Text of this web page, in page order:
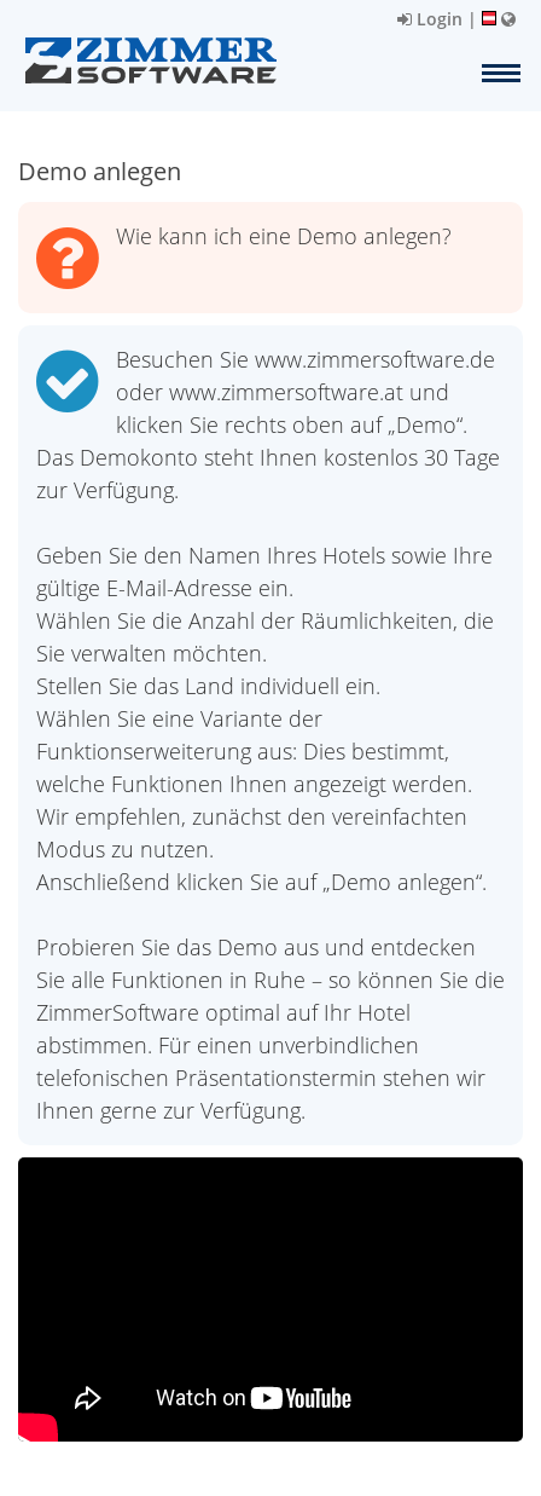
Login |
Demo anlegen
Wie kann ich eine Demo anlegen?
Besuchen Sie www.zimmersoftware.de
oder www.zimmersoftware.at und
klicken Sie rechts oben auf „Demo“.
Das Demokonto steht Ihnen kostenlos 30 Tage
zur Verfügung.
Geben Sie den Namen Ihres Hotels sowie Ihre
gültige E-Mail-Adresse ein.
Wählen Sie die Anzahl der Räumlichkeiten, die
Sie verwalten möchten.
Stellen Sie das Land individuell ein.
Wählen Sie eine Variante der
Funktionserweiterung aus: Dies bestimmt,
welche Funktionen Ihnen angezeigt werden.
Wir empfehlen, zunächst den vereinfachten
Modus zu nutzen.
Anschließend klicken Sie auf „Demo anlegen“.
Probieren Sie das Demo aus und entdecken
Sie alle Funktionen in Ruhe – so können Sie die
ZimmerSoftware optimal auf Ihr Hotel
abstimmen. Für einen unverbindlichen
telefonischen Präsentationstermin stehen wir
Ihnen gerne zur Verfügung.